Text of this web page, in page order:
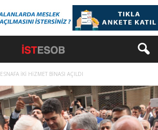
ESNAFA İKİ HİZMET BİNASI AÇILDI